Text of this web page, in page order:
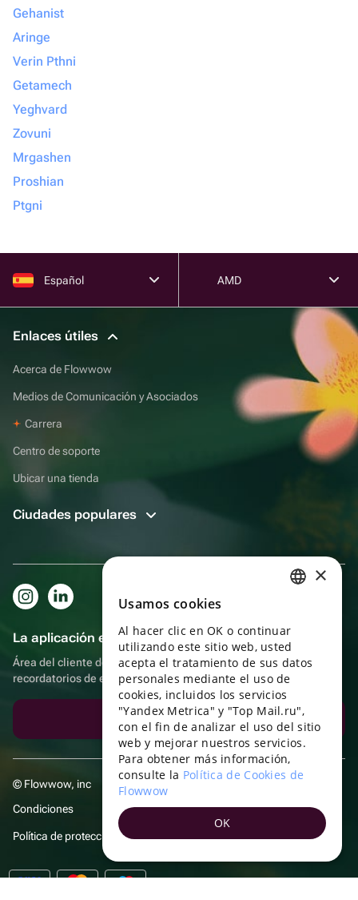
Gehanist
Aringe
Verin Pthni
Getamech
Yeghvard
Zovuni
Mrgashen
Proshian
Ptgni
Español AMD
Enlaces útiles
Acerca de Flowwow
Medios de Comunicación y Asociados
Carrera
Centro de soporte
Ubicar una tienda
Ciudades populares
La aplicación es aún más práctica.
Área del cliente del destinatario, más bonos por compras y
recordatorios de eventos
Descargar la aplicación
© Flowwow, inc
Condiciones
Política de protección y privacidad de datos
ENGLISH
UKRAINIAN
PORTUGUESE
SPANISH
HUNGARIAN
ITALIAN
POLISH
×
Usamos cookies
Al hacer clic en OK o continuar
utilizando este sitio web, usted
acepta el tratamiento de sus datos
personales mediante el uso de
cookies, incluidos los servicios
"Yandex Metrica" y "Top Mail.ru",
con el fin de analizar el uso del sitio
web y mejorar nuestros servicios.
Para obtener más información,
consulte la Política de Cookies de
Flowwow
OK